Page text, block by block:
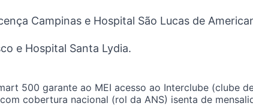
Campinas e Hospital São Lucas de
e Hospital Santa Lydia.
500 garante ao MEI acesso ao Interclube (clube
com cobertura nacional (rol da ANS) isenta de